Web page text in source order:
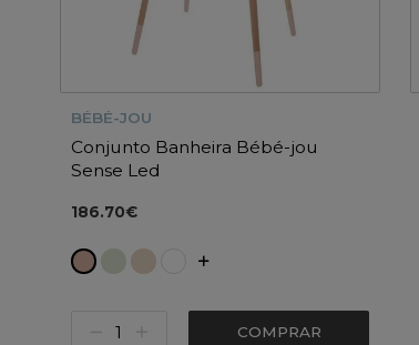
BÉBÉ-JOU
Conjunto Banheira Bébé-jou
Sense Led
186.70€
COMPRAR